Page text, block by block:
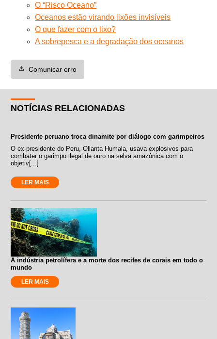
O “Risco Oceano”
Oceanos estão virando lixões invisíveis
O que fazer com o lixo?
A sobrepesca e a degradação dos oceanos
⚠️ Comunicar erro
NOTÍCIAS RELACIONADAS
Presidente peruano troca dinamite por diálogo com garimpeiros
O ex-presidente do Peru, Ollanta Humala, usava explosivos para
combater o garimpo ilegal de ouro na selva amazônica com o
objetiv[...]
LER MAIS
A indústria petrolífera e a morte dos recifes de corais em todo o
mundo
LER MAIS